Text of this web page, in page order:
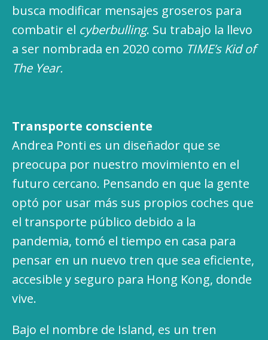
busca modificar mensajes groseros para
combatir el cyberbulling. Su trabajo la llevo
a ser nombrada en 2020 como TIME’s Kid of
The Year.
Transporte consciente
Andrea Ponti es un diseñador que se
preocupa por nuestro movimiento en el
futuro cercano. Pensando en que la gente
optó por usar más sus propios coches que
el transporte público debido a la
pandemia, tomó el tiempo en casa para
pensar en un nuevo tren que sea eficiente,
accesible y seguro para Hong Kong, donde
vive.
Bajo el nombre de Island, es un tren